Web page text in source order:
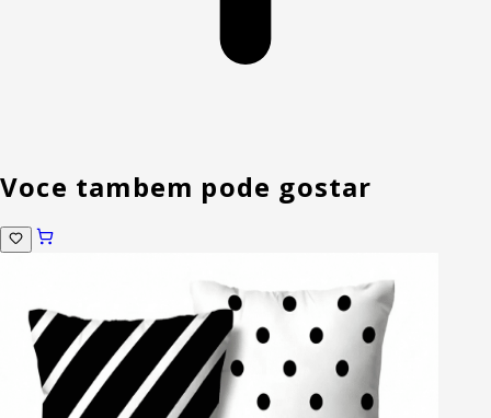
Voce tambem pode gostar